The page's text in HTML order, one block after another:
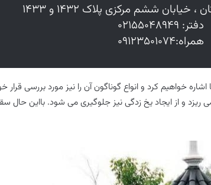
خیابان ششم مرکزی پلاک ۱۴۳۲ و ۱۴۳۳
دفتر: ۰۲۱۵۵۰۴۸۹۴۹
همراه:۰۹۱۲۳۵۰۱۰۷۴
خواهیم کرد و انواع گوناگون آن را نیز مورد بررسی
می ریزد و از ایجاد یخ زدگی نیز جلوگیری می شود. بااین